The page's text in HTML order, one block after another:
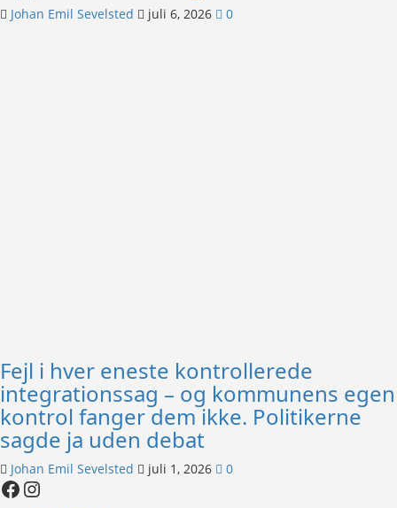
Johan Emil Sevelsted juli 6, 2026 0
Fejl i hver eneste kontrollerede
integrationssag – og kommunens egen
kontrol fanger dem ikke. Politikerne
sagde ja uden debat
Johan Emil Sevelsted juli 1, 2026 0
Facebook
Instagram